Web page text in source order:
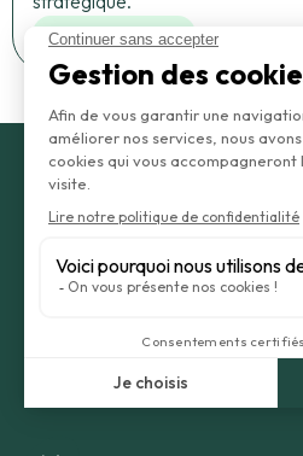
Afficher plus